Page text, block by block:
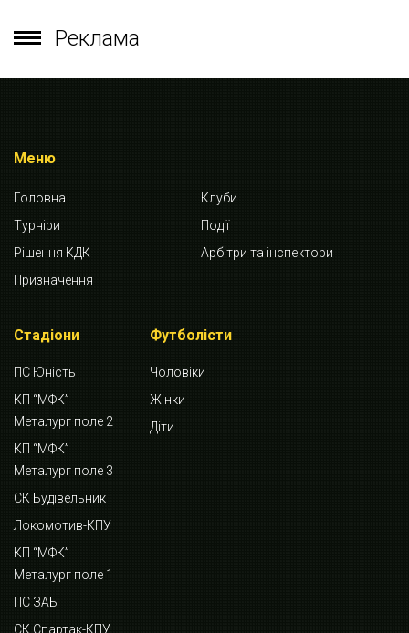
Реклама
Меню
Головна
Клуби
Турніри
Події
Рішення КДК
Арбітри та інспектори
Призначення
Стадіони
ПС Юність
КП “МФК”
Металург поле 2
КП “МФК”
Металург поле 3
СК Будівельник
Локомотив-КПУ
КП “МФК”
Металург поле 1
ПС ЗАБ
СК Спартак-КПУ
Футболісти
Чоловіки
Жінки
Діти